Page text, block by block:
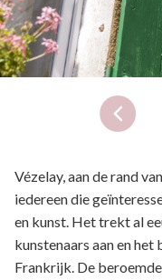
Vézelay, aan de rand
iedereen die
en kunst. Het trekt al
kunstenaars aan en
Frankrijk. De